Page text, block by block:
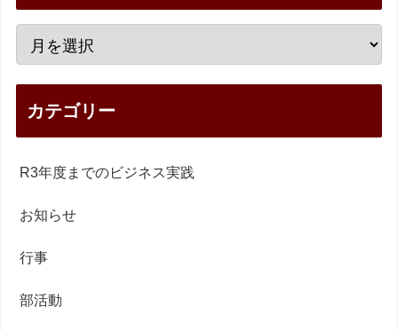
カテゴリー
R3年度までのビジネス実践
お知らせ
行事
部活動